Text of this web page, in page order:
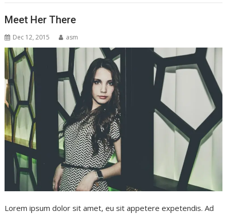
Meet Her There
Dec 12, 2015 asm
Lorem ipsum dolor sit amet, eu sit appetere expetendis. Ad